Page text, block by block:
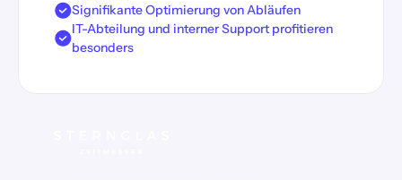
Signifikante Optimierung von Abläufen
IT-Abteilung und interner Support profitieren
besonders